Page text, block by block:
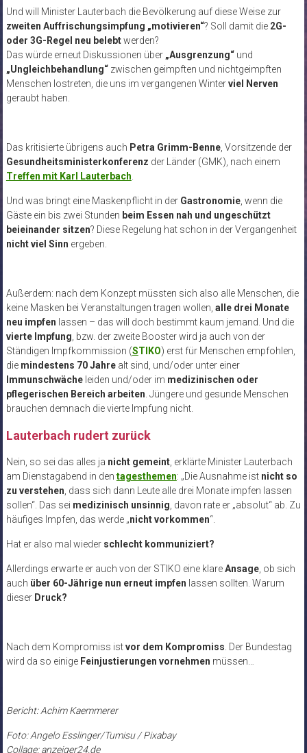
Und will Minister Lauterbach die Bevölkerung auf diese Weise zur
zweiten Auffrischungsimpfung „motivieren“? Soll damit die 2G-
oder 3G-Regel neu belebtwerden?
Das würde erneut Diskussionen über „Ausgrenzung“und
„Ungleichbehandlung“zwischen geimpften und nichtgeimpften
Menschen lostreten, die uns im vergangenen Winterviel Nerven
geraubt haben.
Das kritisierte übrigens auch Petra Grimm-Benne, Vorsitzende der
Gesundheitsministerkonferenz der Länder (GMK), nach einem
Treffen mit Karl Lauterbach
Und was bringt eine Maskenpflicht in der Gastronomie, wenn die
Gäste ein bis zwei Stunden beim Essen nah und ungeschützt
beieinander sitzen? Diese Regelung hat schon in der Vergangenheit
nicht viel Sinn ergeben.
Außerdem: nach dem Konzept müssten sich also alle Menschen, die
keine Masken bei Veranstaltungen tragen wollen, alle drei Monate
neu impfen lassen – das will doch bestimmt kaum jemand. Und die
vierte Impfung , bzw. der zweite Booster wird ja auch von der
Ständigen Impfkommission (STIKO) erst für Menschen empfohlen,
die mindestens 70 Jahrealt sind, und/oder unter einer
Immunschwächeleiden und/oder im medizinischen oder
pflegerischen Bereich arbeiten . Jüngere und gesunde Menschen
brauchen demnach die vierte Impfung nicht.
Lauterbach rudert zurück
Nein, so sei das alles ja nicht gemeint, erklärte Minister Lauterbach
am Dienstagabend in den tagesthemen: „Die Ausnahme ist nicht so
zu verstehen , dass sich dann Leute alle drei Monate impfen lassen
sollen“. Das sei medizinisch unsinnig , davon rate er „absolut“ ab. Zu
häufiges Impfen, das werde „nicht vorkommen“.
Hat er also mal wieder schlecht kommuniziert?
Allerdings erwarte er auch von der STIKO eine klareAnsage, ob sich
auch über 60-Jährige nun erneut impfen lassen sollten. Warum
dieser Druck?
Nach dem Kompromiss istvor dem Kompromiss . Der Bundestag
wird da so einige Feinjustierungen vornehmen müssen…
Bericht: Achim Kaemmerer
Foto: Angelo Esslinger/Tumisu / Pixabay
Collage: anzeiger24.de